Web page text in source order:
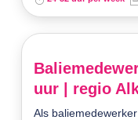
uur | regio
Als